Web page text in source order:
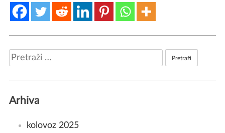
Pretraži:
Arhiva
kolovoz 2025